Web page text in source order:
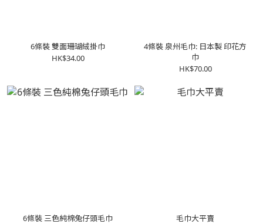
6條裝 雙面珊瑚絨掛巾
HK$34.00
4條裝 泉州毛巾: 日本製 印花方
巾
HK$70.00
6條裝 三色純棉兔仔頭毛巾
毛巾大平賣